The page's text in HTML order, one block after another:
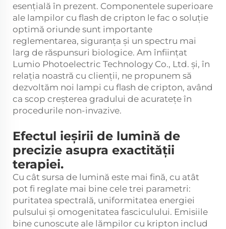
esențială în prezent. Componentele superioare
ale lampilor cu flash de cripton le fac o soluție
optimă oriunde sunt importante
reglementarea, siguranța și un spectru mai
larg de răspunsuri biologice. Am înființat
Lumio Photoelectric Technology Co., Ltd. și, în
relația noastră cu clienții, ne propunem să
dezvoltăm noi lampi cu flash de cripton, având
ca scop creșterea gradului de acuratețe în
procedurile non-invazive.
Efectul ieșirii de lumină de
precizie asupra exactității
terapiei.
Cu cât sursa de lumină este mai fină, cu atât
pot fi reglate mai bine cele trei parametri:
puritatea spectrală, uniformitatea energiei
pulsului și omogenitatea fasciculului. Emisiile
bine cunoscute ale lămpilor cu kripton includ